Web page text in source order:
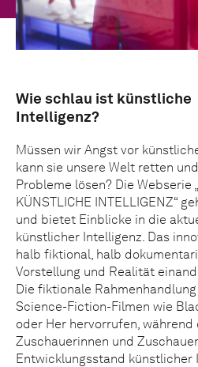
Wie schlau ist künstliche
Intelligenz?
Müssen wir Angst vor
kann sie unsere Welt retten
Probleme lösen? Die Webserie
KÜNSTLICHE INTELLIGENZ“
und bietet Einblicke in die
künstlicher Intelligenz. Das
halb fiktional, halb
Vorstellung und Realität
Die fiktionale
Science-Fiction-Filmen wie
oder Her hervorrufen, während
Zuschauerinnen und
Entwicklungsstand künstlicher